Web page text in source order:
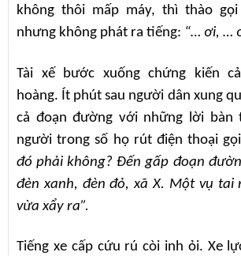
không thôi mấp máy, thì thào
nhưng không phát ra tiếng: “… ơi, …
Tài xế bước xuống chứng kiến
hoàng. Ít phút sau người dân xung
cả đoạn đường với những lời bàn
người trong số họ rút điện thoại
đó phải không? Đến gấp đoạn
đèn xanh, đèn đỏ, xã X. Một vụ tai
vừa xẩy ra”.
Tiếng xe cấp cứu rú còi inh ỏi. Xe